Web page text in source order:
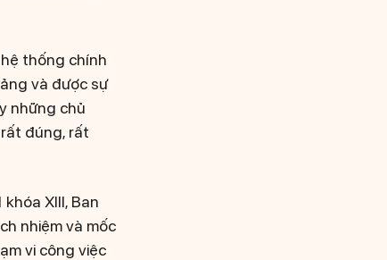
thống chính
và được sự
những chủ
đúng, rất
XIII, Ban
nhiệm và mốc
vi công việc